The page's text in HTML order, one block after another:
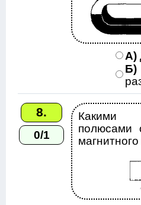
А)
Б)
8.
0/1
Какими
полюсами